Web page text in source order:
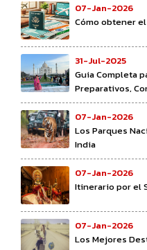
07-Jan-2026
Cómo obtener
31-Jul-2025
Guia Completa
Preparativos,
07-Jan-2026
Los Parques
India
07-Jan-2026
Itinerario por el
07-Jan-2026
Los Mejores